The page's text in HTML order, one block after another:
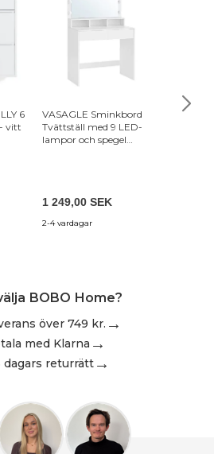
6
vitt
VASAGLE Sminkbord
Tvättställ med 9 LED-
lampor och spegel
1 249,00 SEK
2-4 vardagar
BOBO Home?
över 749 kr.
med Klarna
dagars returrätt